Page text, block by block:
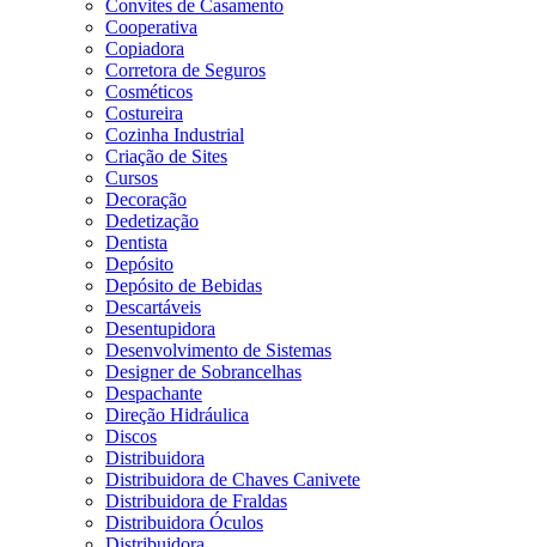
Convites de Casamento
Cooperativa
Copiadora
Corretora de Seguros
Cosméticos
Costureira
Cozinha Industrial
Criação de Sites
Cursos
Decoração
Dedetização
Dentista
Depósito
Depósito de Bebidas
Descartáveis
Desentupidora
Desenvolvimento de Sistemas
Designer de Sobrancelhas
Despachante
Direção Hidráulica
Discos
Distribuidora
Distribuidora de Chaves Canivete
Distribuidora de Fraldas
Distribuidora Óculos